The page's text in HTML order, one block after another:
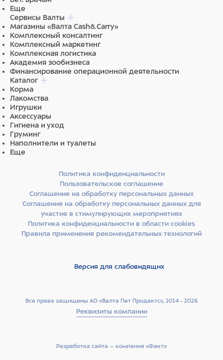
Еще
Сервисы Валты
Магазины «Валта Cash&Carry»
Комплексный консалтинг
Комплексный маркетинг
Комплексная логистика
Академия зообизнеса
Финансирование операционной деятельности
Каталог
Корма
Лакомства
Игрушки
Аксессуары
Гигиена и уход
Груминг
Наполнители и туалеты
Еще
Все права защищены АО «Валта Пет Продактс», 2014 - 2026
Реквизиты компании
Политика конфиденциальности
Пользовательское соглашение
Соглашение на обработку персональных данных
Соглашение на обработку персональных данных для
участия в стимулирующих мероприятиях
Политика конфиденциальности в области cookies
Правила применения рекомендательных технологий
Версия для слабовидящих
Разработка сайта –­ компания «Факт»